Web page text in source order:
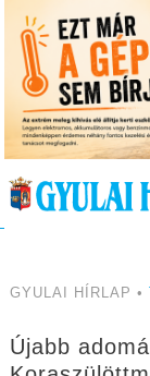
GYULAI HÍRLAP •
Újabb